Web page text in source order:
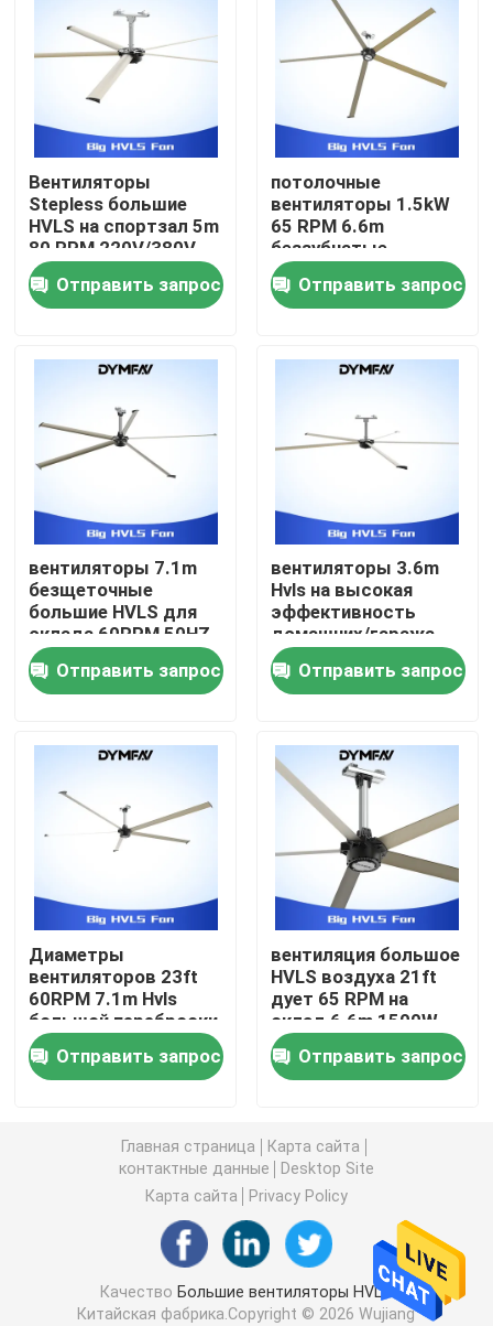
Дом
Продукты
Путешествие фабрики
Проверка качества
Свяжитесь мы
Спросите цитату
Большие вентиляторы HVLS
Промышленные вентиляторы HVLS
Коммерчески вентиляторы HVLS
Потолочные вентиляторы HVLS
Высокообъемные низкоскоростные вентиляторы
Гигантские потолочные вентиляторы
Большие потолочные вентиляторы лезвия
Потолочные вентиляторы мастерской
Вентиляторы
Stepless большие
HVLS на спортзал 5m
80 RPM 220V/380V
Отправить запрос
потолочные
вентиляторы 1.5kW
65 RPM 6.6m
беззубчатые
большие HVLS для
мастерской
Отправить запрос
вентиляторы 7.1m
безщеточные
большие HVLS для
склада 60RPM 50HZ
Отправить запрос
вентиляторы 3.6m
Hvls на высокая
эффективность
домашних/гаража
120 RPM 700W
Отправить запрос
Диаметры
вентиляторов 23ft
60RPM 7.1m Hvls
большой переброски
по воздуху большие
промышленные
Отправить запрос
вентиляция большое
HVLS воздуха 21ft
дует 65 RPM на
склад 6.6m 1500W
Отправить запрос
Главная страница
Карта сайта
контактные данные
Desktop Site
Карта сайта
Privacy Policy
Качество Большие вентиляторы HVLS
Китайская фабрика.Copyright © 2026 Wujiang